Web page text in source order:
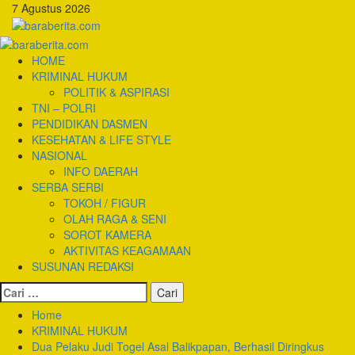
Skip
content
7 Agustus 2026
Primary
Menu
HOME
KRIMINAL HUKUM
POLITIK & ASPIRASI
TNI – POLRI
PENDIDIKAN DASMEN
KESEHATAN & LIFE STYLE
NASIONAL
INFO DAERAH
SERBA SERBI
TOKOH / FIGUR
OLAH RAGA & SENI
SOROT KAMERA
AKTIVITAS KEAGAMAAN
SUSUNAN REDAKSI
Cari
untuk:
Home
KRIMINAL HUKUM
Dua Pelaku Judi Togel Asal Balikpapan, Berhasil Diringkus